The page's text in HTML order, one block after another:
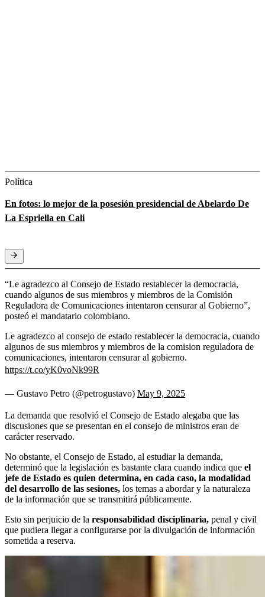
Política
En fotos: lo mejor de la posesión presidencial de Abelardo De
La Espriella en Cali
“Le agradezco al Consejo de Estado restablecer la democracia,
cuando algunos de sus miembros y miembros de la Comisión
Reguladora de Comunicaciones intentaron censurar al Gobierno”,
posteó el mandatario colombiano.
Le agradezco al consejo de estado restablecer la democracia, cuando
algunos de sus miembros y miembros de la comision reguladora de
comunicaciones, intentaron censurar al gobierno.
https://t.co/yK0voNk99R
— Gustavo Petro (@petrogustavo) May 9, 2025
La demanda que resolvió el Consejo de Estado alegaba que las
discusiones que se presentan en el consejo de ministros eran de
carácter reservado.
No obstante, el Consejo de Estado, al estudiar la demanda,
determinó que la legislación es bastante clara cuando indica que el
jefe de Estado es quien determina, en cada caso, la modalidad
del desarrollo de las sesiones, los temas a abordar y la naturaleza
de la información que se transmitirá públicamente.
Esto sin perjuicio de la responsabilidad disciplinaria, penal y civil
que pudiera llegar a configurarse por la divulgación de información
sometida a reserva.